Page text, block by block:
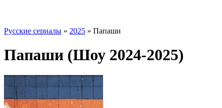
Русские сериалы » 2025 » Папаши
Папаши (Шоу 2024-2025)